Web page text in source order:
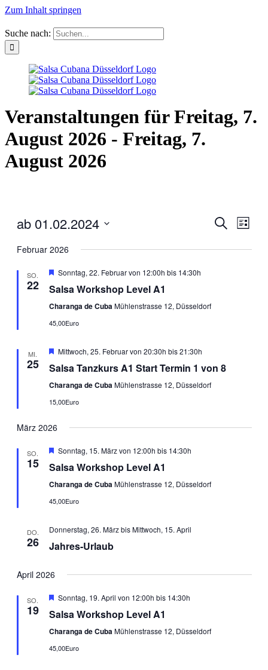
Zum Inhalt springen
Suche nach:
Veranstaltungen für Freitag, 7.
August 2026 - Freitag, 7.
August 2026
und
Suche
Liste
ab 01.02.2024
wählen.
Februar 2026
SO.
22
Empfohlen
Sonntag, 22. Februar von 12:00h bis 14:30h
Salsa Workshop Level A1
Charanga de CubaMühlenstrasse 12, Düsseldorf
45,00Euro
MI.
25
Empfohlen
Mittwoch, 25. Februar von 20:30h bis21:30h
Salsa Tanzkurs A1 Start Termin 1 von 8
Charanga de CubaMühlenstrasse 12, Düsseldorf
15,00Euro
März 2026
SO.
15
Empfohlen
Sonntag, 15. März von 12:00h bis 14:30h
Salsa Workshop Level A1
Charanga de CubaMühlenstrasse 12, Düsseldorf
45,00Euro
DO.
26
Donnerstag, 26. MärzbisMittwoch, 15. April
Jahres-Urlaub
April 2026
SO.
19
Empfohlen
Sonntag, 19. April von 12:00h bis 14:30h
Salsa Workshop Level A1
Charanga de CubaMühlenstrasse 12, Düsseldorf
45,00Euro